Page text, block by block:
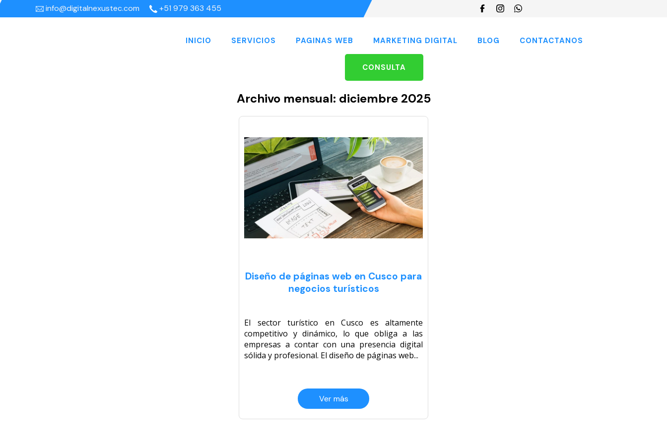
info@digitalnexustec.com +51 979 363 455
language
INICIO SERVICIOS PAGINAS WEB MARKETING DIGITAL BLOG CONTACTANOS
CONSULTA
Archivo mensual: diciembre 2025
Diseño de páginas web en Cusco para
negocios turísticos
El sector turístico en Cusco es altamente
competitivo y dinámico, lo que obliga a las
empresas a contar con una presencia digital
sólida y profesional. El diseño de páginas web...
Ver más